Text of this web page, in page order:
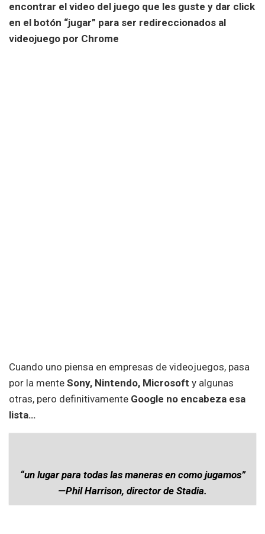
encontrar el video del juego que les guste y dar click
en el botón “jugar” para ser redireccionados al
videojuego por Chrome
Cuando uno piensa en empresas de videojuegos, pasa
por la mente Sony, Nintendo, Microsoft y algunas
otras, pero definitivamente Google no encabeza esa
lista…
“un lugar para todas las maneras en como jugamos”
—Phil Harrison, director de Stadia.